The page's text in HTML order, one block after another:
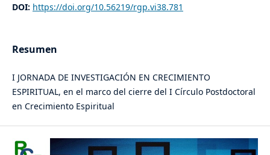
DOI: https://doi.org/10.56219/rgp.vi38.781
Resumen
I JORNADA DE INVESTIGACIÓN EN CRECIMIENTO
ESPIRITUAL, en el marco del cierre del I Círculo Postdoctoral
en Crecimiento Espiritual